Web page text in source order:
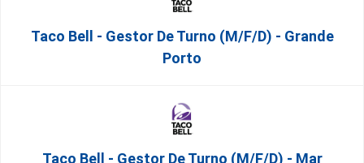
Taco Bell - Gestor De Turno (m/f/d) - Grande
Porto
Taco Bell - Gestor De Turno (m/f/d) - Mar